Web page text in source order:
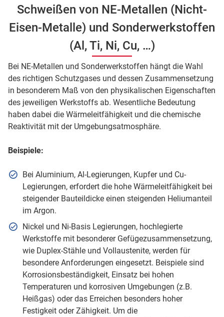
Schweißen von NE-Metallen (Nicht-
Eisen-Metalle) und Sonderwerkstoffen
(Al, Ti, Ni, Cu, …)
Bei NE-Metallen und Sonderwerkstoffen hängt die Wahl
des richtigen Schutzgases und dessen Zusammensetzung
in besonderem Maß von den physikalischen Eigenschaften
des jeweiligen Werkstoffs ab. Wesentliche Bedeutung
haben dabei die Wärmeleitfähigkeit und die chemische
Reaktivität mit der Umgebungsatmosphäre.
Beispiele:
Bei Aluminium, Al-Legierungen, Kupfer und Cu-
Legierungen, erfordert die hohe Wärmeleitfähigkeit bei
steigender Bauteildicke einen steigenden Heliumanteil
im Argon.
Nickel und Ni-Basis Legierungen, hochlegierte
Werkstoffe mit besonderer Gefügezusammensetzung,
wie Duplex-Stähle und Vollaustenite, werden für
besondere Anforderungen eingesetzt. Beispiele sind
Korrosionsbeständigkeit, Einsatz bei hohen
Temperaturen und korrosiven Umgebungen (z.B.
Heißgas) oder das Erreichen besonders hoher
Festigkeit oder Zähigkeit. Um die